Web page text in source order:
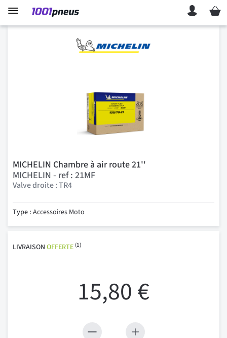
Mon
MICHELIN Chambre à air route 21''
MICHELIN - ref : 21MF
Valve droite : TR4
Type : Accessoires Moto
LIVRAISON OFFERTE (1)
15,80 €